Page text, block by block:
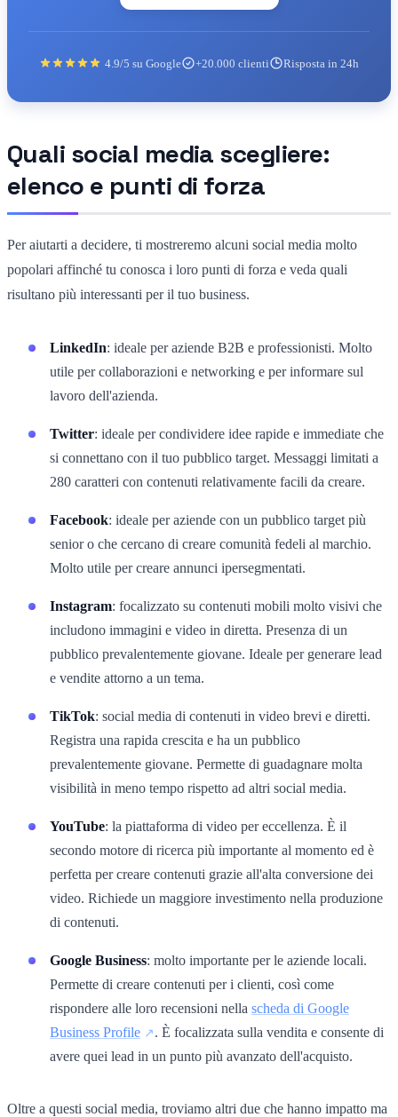
4.9/5 su Google +20.000 clienti Risposta in 24h
Quali social media scegliere:
elenco e punti di forza
Per aiutarti a decidere, ti mostreremo alcuni social media molto
popolari affinché tu conosca i loro punti di forza e veda quali
risultano più interessanti per il tuo business.
LinkedIn: ideale per aziende B2B e professionisti. Molto
utile per collaborazioni e networking e per informare sul
lavoro dell'azienda.
Twitter: ideale per condividere idee rapide e immediate che
si connettano con il tuo pubblico target. Messaggi limitati a
280 caratteri con contenuti relativamente facili da creare.
Facebook: ideale per aziende con un pubblico target più
senior o che cercano di creare comunità fedeli al marchio.
Molto utile per creare annunci ipersegmentati.
Instagram: focalizzato su contenuti mobili molto visivi che
includono immagini e video in diretta. Presenza di un
pubblico prevalentemente giovane. Ideale per generare lead
e vendite attorno a un tema.
TikTok: social media di contenuti in video brevi e diretti.
Registra una rapida crescita e ha un pubblico
prevalentemente giovane. Permette di guadagnare molta
visibilità in meno tempo rispetto ad altri social media.
YouTube: la piattaforma di video per eccellenza. È il
secondo motore di ricerca più importante al momento ed è
perfetta per creare contenuti grazie all'alta conversione dei
video. Richiede un maggiore investimento nella produzione
di contenuti.
Google Business: molto importante per le aziende locali.
Permette di creare contenuti per i clienti, così come
rispondere alle loro recensioni nella scheda di Google
Business Profile
. È focalizzata sulla vendita e consente di
avere quei lead in un punto più avanzato dell'acquisto.
Oltre a questi social media, troviamo altri due che hanno impatto ma